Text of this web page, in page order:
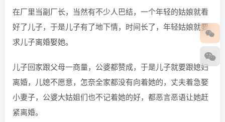
在厂里当副厂长，当然有不少人巴结，一个年轻的姑娘就看
好了儿子，于是儿子有了地下情，时间长了，年轻姑娘就要
求儿子离婚娶她。
儿子回家跟父母一商量，公婆都赞成，于是儿子就要跟媳妇
离婚，儿媳不愿意，怎奈全家都没有向着她的，丈夫着急娶
小妻子，公婆大姑姐们也不记着她的好，都恶言恶语让她赶
紧离婚。